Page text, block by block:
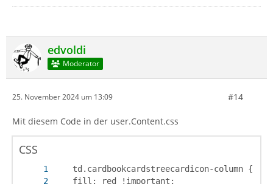
edvoldi
Moderator
25. November 2024 um 13:09 #14
Mit diesem Code in der user.Content.css
CSS